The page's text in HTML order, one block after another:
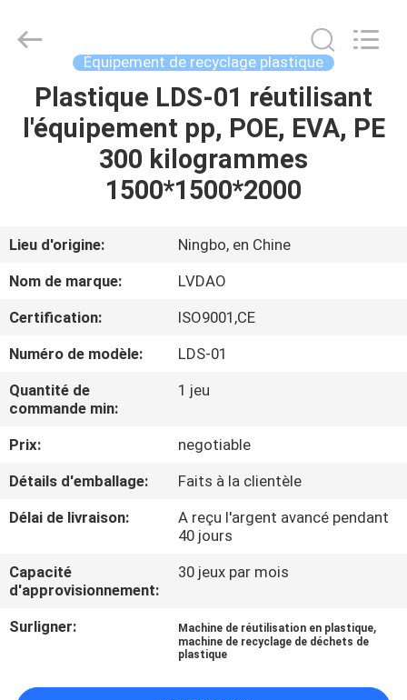
MAISON
PRODUITS
SUJET
DE
NOUS
VISITE
D'USINE
CONTRÔLE
DE
QUALITÉ
CONTACTEZ-
NOUS
INDUSTRIAL
TRADE
Reserved.
Developed
Équipement de recyclage plastique
Plastique LDS-01 réutilisant
l'équipement pp, POE, EVA, PE
300 kilogrammes
1500*1500*2000
Lieu d'origine:
Ningbo, en Chine
Nom de marque:
LVDAO
Certification:
ISO9001,CE
Numéro de modèle:
LDS-01
Quantité de
commande min:
1 jeu
Prix:
negotiable
Détails d'emballage:
Faits à la clientèle
Délai de livraison:
A reçu l'argent avancé pendant
40 jours
Capacité
d'approvisionnement:
30 jeux par mois
Surligner: Machine de réutilisation en plastique,
machine de recyclage de déchets de
plastique